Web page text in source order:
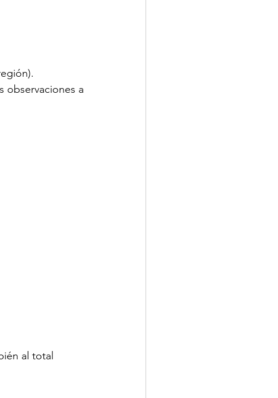
observaciones a
al total